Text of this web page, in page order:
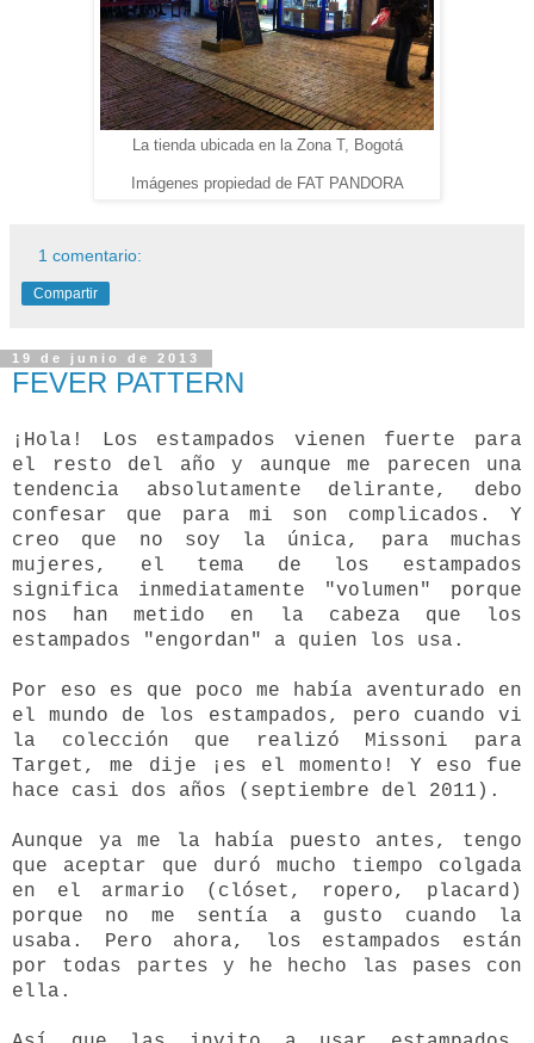
La tienda ubicada en la Zona T, Bogotá
Imágenes propiedad de FAT PANDORA
1 comentario:
Compartir
19 de junio de 2013
FEVER PATTERN
¡Hola! Los estampados vienen fuerte para
el resto del año y aunque me parecen una
tendencia absolutamente delirante, debo
confesar que para mi son complicados. Y
creo que no soy la única, para muchas
mujeres, el tema de los estampados
significa inmediatamente "volumen" porque
nos han metido en la cabeza que los
estampados "engordan" a quien los usa.
Por eso es que poco me había aventurado en
el mundo de los estampados, pero cuando vi
la colección que realizó Missoni para
Target, me dije ¡es el momento! Y eso fue
hace casi dos años (septiembre del 2011).
Aunque ya me la había puesto antes, tengo
que aceptar que duró mucho tiempo colgada
en el armario (clóset, ropero, placard)
porque no me sentía a gusto cuando la
usaba. Pero ahora, los estampados están
por todas partes y he hecho las pases con
ella.